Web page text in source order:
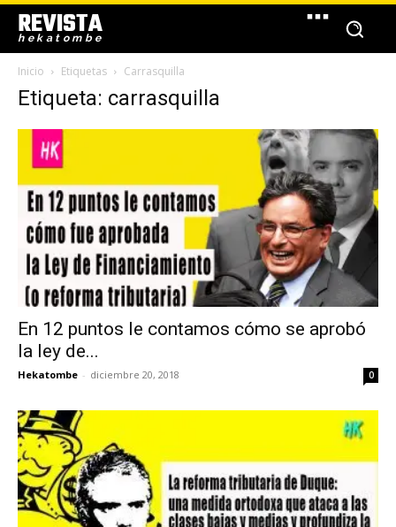
REVISTA
hekatombe
Inicio Etiquetas Carrasquilla
Etiqueta: carrasquilla
En 12 puntos le contamos cómo se aprobó
la ley de...
Hekatombe - diciembre 20, 2018 0